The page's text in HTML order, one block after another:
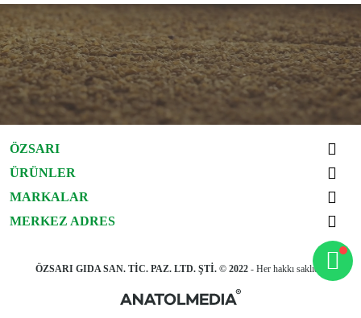
ÖZSARI
ÜRÜNLER
MARKALAR
MERKEZ ADRES
ÖZSARI GIDA SAN. TİC. PAZ. LTD. ŞTİ. © 2022- Her hakkı saklıdır.